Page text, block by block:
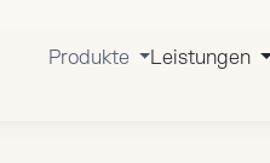
Produkte
Leistungen